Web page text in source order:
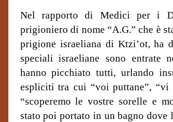
Nel rapporto di Medici per i
prigioniero di nome “A.G.” che è
prigione israeliana di Ktzi’ot, ha
speciali israeliane sono entrate
hanno picchiato tutti, urlando
espliciti tra cui “voi puttane”, “vi
“scoperemo le vostre sorelle e
stato poi portato in un bagno dove